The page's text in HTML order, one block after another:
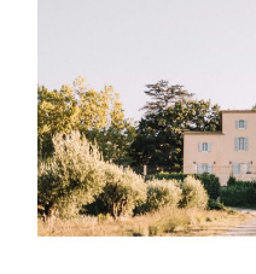
Contact